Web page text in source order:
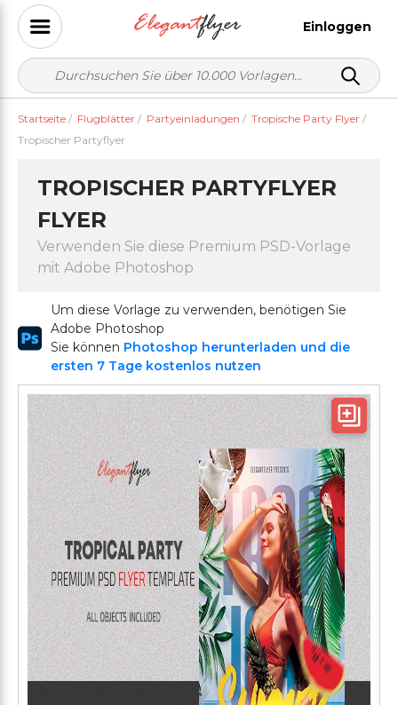
Einloggen
Startseite / Flugblätter / Partyeinladungen / Tropische Party Flyer /
Tropischer Partyflyer
TROPISCHER PARTYFLYER
FLYER
Verwenden Sie diese Premium PSD-Vorlage
mit Adobe Photoshop
Um diese Vorlage zu verwenden, benötigen Sie
Adobe Photoshop
Sie können Photoshop herunterladen und die
ersten 7 Tage kostenlos nutzen